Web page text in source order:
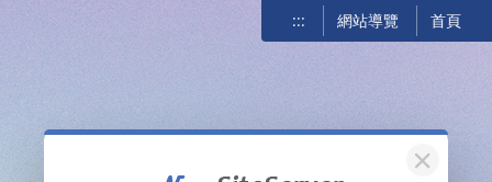
::: 網站導覽 首頁
關閉